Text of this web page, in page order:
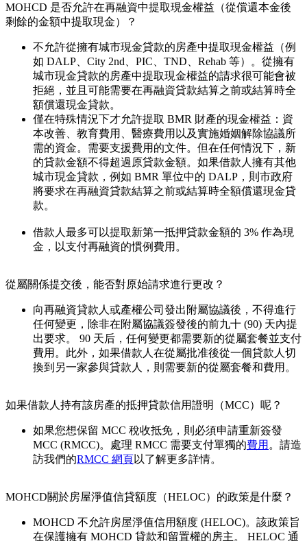
MOHCD 是否允許在再融資中提取現金權益（從償還本金後
剩餘的金額中提取現金）？
不允許從擁有城市現金貸款的房產中提取現金權益（例
如 DALP、City 2nd、PIC、TND、Rehab 等）。從擁有
城市現金貸款的房產中提取現金權益的請求很可能會被
拒絕，並且可能需要在再融資貸款結算之前或結算時全
額償還現金貸款。
僅在特殊情況下才允許提取 BMR 財產的現金權益：資
本改善、教育費用、醫療費用以及實施婚姻解除協議所
需的資金。需要支援費用的文件。但在任何情況下，新
的貸款金額不得超過原貸款金額。如果借款人擁有其他
城市現金貸款，例如 BMR 單位中的 DALP，則市政府
將要求在再融資貸款結算之前或結算時全額償還現金貸
款。
借款人最多可以提取新第一抵押貸款金額的 3% 作為現
金，以支付再融資的慣例費用。
從屬關係提交後，能否對原始請求進行更改？
向再融資貸款人或產權公司發出附屬協議後，不得進行
任何變更，除非在附屬協議簽發後的前九十 (90) 天內提
出要求。 90 天后，任何變更都需要新的從屬套餐並支付
費用。此外，如果借款人在從屬批准後從一個貸款人切
換到另一家參與貸款人，則需要新的從屬套餐和費用。
如果借款人持有該房產的抵押貸款信用證明（MCC）呢？
如果您想保留 MCC 稅收抵免，則必須申請重新簽發
MCC (RMCC)。處理 RMCC 需要支付單獨的費用 。請造
訪我們的RMCC 網頁以了解更多詳情。
MOHCD關於房屋淨值信貸額度（HELOC）的政策是什麼？
MOHCD 不允許房屋淨值信用額度 (HELOC)。該政策旨
在保護擁有 MOHCD 貸款和留置權的房主。 HELOC 通